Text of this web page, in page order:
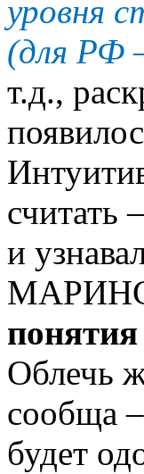
уровня
(для РФ
т.д.,
считать
и
Облечь
сообща
будет